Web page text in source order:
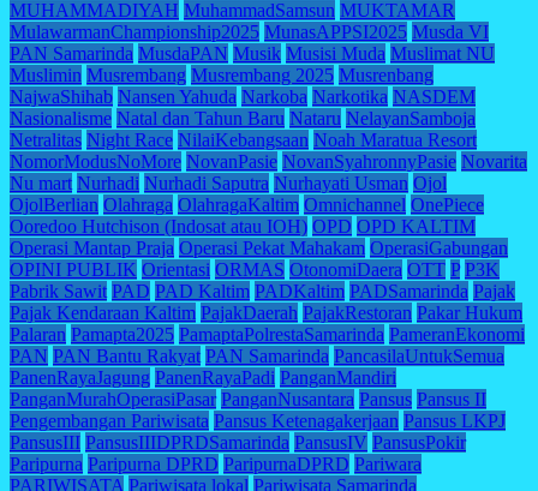
MUHAMMADIYAH MuhammadSamsun MUKTAMAR
MulawarmanChampionship2025 MunasAPPSI2025 Musda VI
PAN Samarinda MusdaPAN Musik Musisi Muda Muslimat NU
Muslimin Musrembang Musrembang 2025 Musrenbang
NajwaShihab Nansen Yahuda Narkoba Narkotika NASDEM
Nasionalisme Natal dan Tahun Baru Nataru NelayanSamboja
Netralitas Night Race NilaiKebangsaan Noah Maratua Resort
NomorModusNoMore NovanPasie NovanSyahronnyPasie Novarita
Nu mart Nurhadi Nurhadi Saputra Nurhayati Usman Ojol
OjolBerlian Olahraga OlahragaKaltim Omnichannel OnePiece
Ooredoo Hutchison (Indosat atau IOH) OPD OPD KALTIM
Operasi Mantap Praja Operasi Pekat Mahakam OperasiGabungan
OPINI PUBLIK Orientasi ORMAS OtonomiDaera OTT P P3K
Pabrik Sawit PAD PAD Kaltim PADKaltim PADSamarinda Pajak
Pajak Kendaraan Kaltim PajakDaerah PajakRestoran Pakar Hukum
Palaran Pamapta2025 PamaptaPolrestaSamarinda PameranEkonomi
PAN PAN Bantu Rakyat PAN Samarinda PancasilaUntukSemua
PanenRayaJagung PanenRayaPadi PanganMandiri
PanganMurahOperasiPasar PanganNusantara Pansus Pansus II
Pengembangan Pariwisata Pansus Ketenagakerjaan Pansus LKPJ
PansusIII PansusIIIDPRDSamarinda PansusIV PansusPokir
Paripurna Paripurna DPRD ParipurnaDPRD Pariwara
PARIWISATA Pariwisata lokal Pariwisata Samarinda